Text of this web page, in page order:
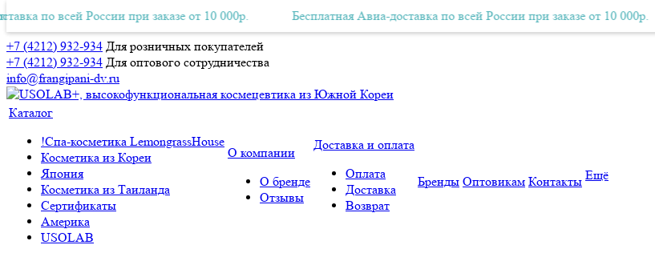
+7 (4212) 932-934 Для розничных покупателей
+7 (4212) 932-934 Для оптового сотрудничества
info@frangipani-dv.ru
Авиа-доставка по всей России при заказе от 10 000р. Бесплатная Авиа-доставка по всей России при заказе
всей России при заказе от 10 000р. Бесплатная Авиа-доставка по всей России при заказе от 10 000р.
Каталог
!Спа-косметика LemongrassHouse
Косметика из Кореи
Япония
Косметика из Таиланда
Сертификаты
Америка
USOLAB
О компании
О бренде
Отзывы
Доставка и оплата
Оплата
Доставка
Возврат
Бренды Оптовикам Контакты Ещё